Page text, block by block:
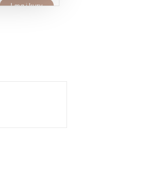
Læg i kurv